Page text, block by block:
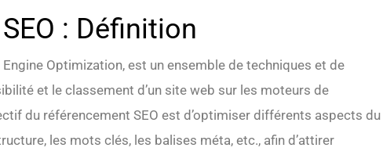
: Définition
Engine Optimization, est un ensemble de techniques et de
et le classement d’un site web sur les moteurs de
du référencement SEO est d’optimiser différents aspects du
les mots clés, les balises méta, etc., afin d’attirer